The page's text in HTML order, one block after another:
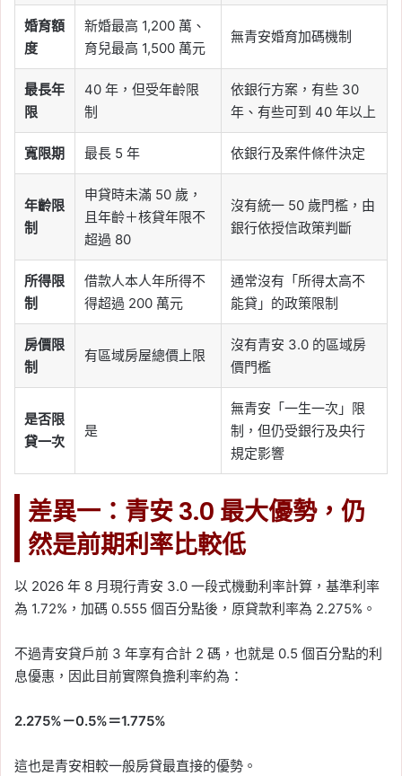
婚育額
度
新婚最高 1,200 萬、
育兒最高 1,500 萬元
無青安婚育加碼機制
最長年
限
40 年，但受年齡限
制
依銀行方案，有些 30
年、有些可到 40 年以上
寬限期 最長 5 年 依銀行及案件條件決定
年齡限
制
申貸時未滿 50 歲，
且年齡＋核貸年限不
超過 80
沒有統一 50 歲門檻，由
銀行依授信政策判斷
所得限
制
借款人本人年所得不
得超過 200 萬元
通常沒有「所得太高不
能貸」的政策限制
房價限
制
有區域房屋總價上限
沒有青安 3.0 的區域房
價門檻
是否限
貸一次
是
無青安「一生一次」限
制，但仍受銀行及央行
規定影響
差異一：青安 3.0 最大優勢，仍
然是前期利率比較低
以 2026 年 8 月現行青安 3.0 一段式機動利率計算，基準利率
為 1.72%，加碼 0.555 個百分點後，原貸款利率為 2.275%。
不過青安貸戶前 3 年享有合計 2 碼，也就是 0.5 個百分點的利
息優惠，因此目前實際負擔利率約為：
2.275%－0.5%＝1.775%
這也是青安相較一般房貸最直接的優勢。